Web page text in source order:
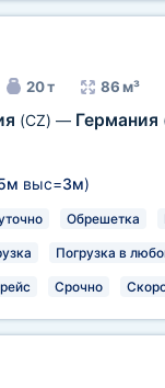
20 т 86 м³
(CZ) — Германия
выс=3м)
Обрешетка
Погрузка в
Срочно